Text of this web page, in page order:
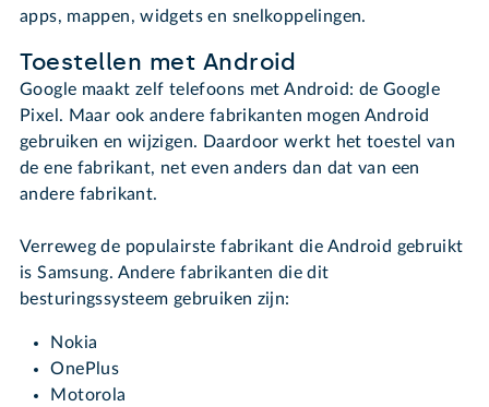
apps, mappen, widgets en snelkoppelingen.
Toestellen met Android
Google maakt zelf telefoons met Android: de Google
Pixel. Maar ook andere fabrikanten mogen Android
gebruiken en wijzigen. Daardoor werkt het toestel van
de ene fabrikant, net even anders dan dat van een
andere fabrikant.
Verreweg de populairste fabrikant die Android gebruikt
is Samsung. Andere fabrikanten die dit
besturingssysteem gebruiken zijn:
Nokia
OnePlus
Motorola